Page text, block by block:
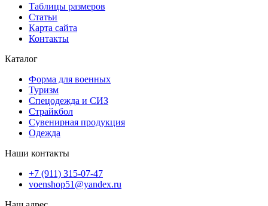
Таблицы размеров
Статьи
Карта сайта
Контакты
Каталог
Форма для военных
Туризм
Спецодежда и СИЗ
Страйкбол
Сувенирная продукция
Одежда
Наши контакты
+7 (911) 315-07-47
voenshop51@yandex.ru